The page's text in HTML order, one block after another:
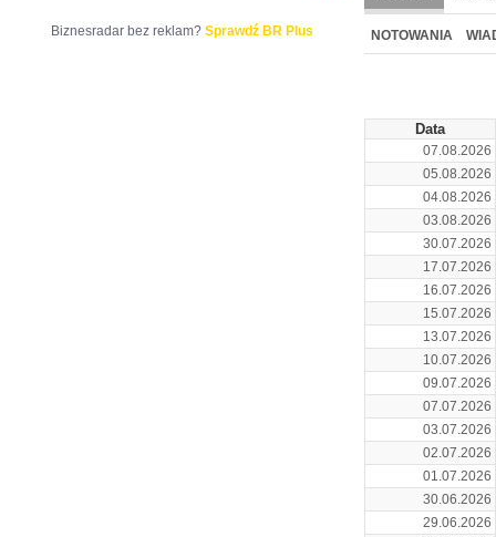
BR LAB
NOTOWANIA
Data
07.08.2026
05.08.2026
04.08.2026
03.08.2026
30.07.2026
17.07.2026
16.07.2026
15.07.2026
13.07.2026
10.07.2026
09.07.2026
07.07.2026
03.07.2026
02.07.2026
01.07.2026
30.06.2026
29.06.2026
Biznesradar bez reklam? Sprawdź BR Plus